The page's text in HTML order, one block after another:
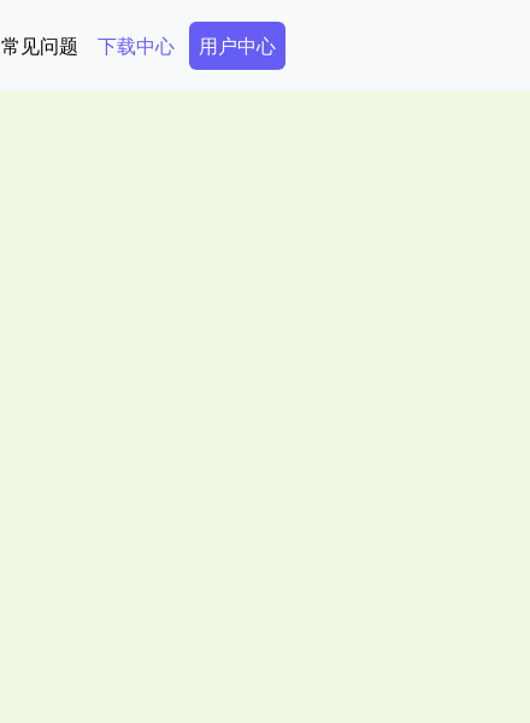
常见问题 下载中心 Secondary Menu
用户中心